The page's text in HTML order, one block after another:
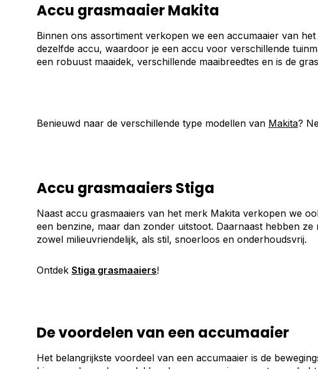
Accu grasmaaier Makita
Binnen ons assortiment verkopen we een accumaaier van
dezelfde accu, waardoor je een accu voor verschillende
een robuust maaidek, verschillende maaibreedtes en is de
Benieuwd naar de verschillende type modellen van Makita?
Accu grasmaaiers Stiga
Naast accu grasmaaiers van het merk Makita verkopen we
een benzine, maar dan zonder uitstoot. Daarnaast hebben
zowel milieuvriendelijk, als stil, snoerloos en onderhoudsvrij.
Ontdek Stiga grasmaaiers!
De voordelen van een accumaaier
Het belangrijkste voordeel van een accumaaier is de